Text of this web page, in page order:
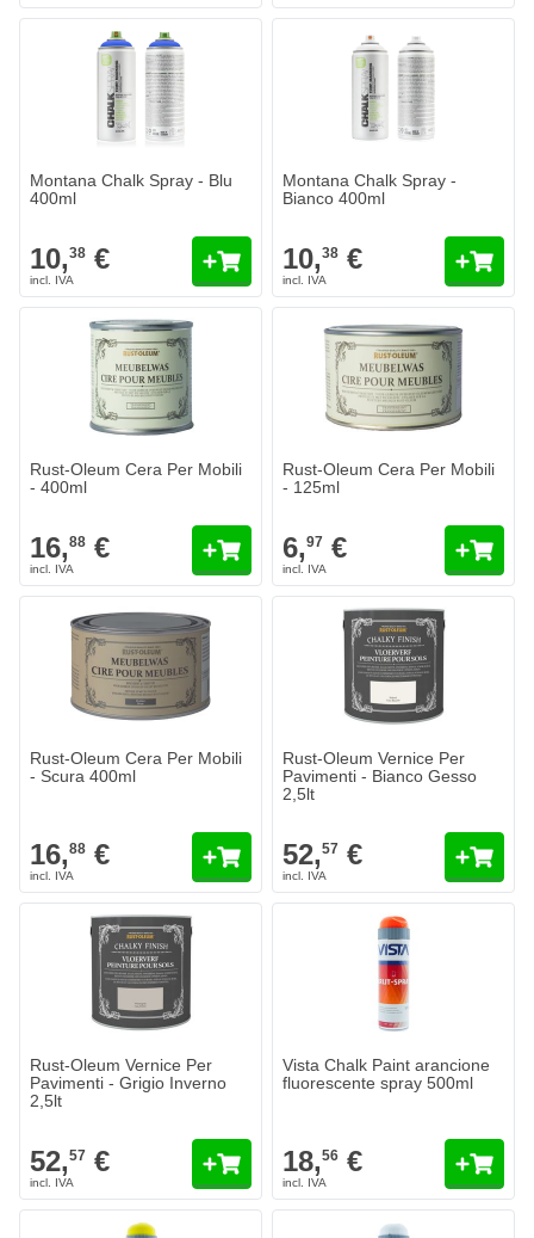
Montana Chalk Spray - Blu
400ml
10,38 €
Montana Chalk Spray -
Bianco 400ml
10,38 €
Rust-Oleum Cera Per Mobili
- 400ml
16,88 €
Rust-Oleum Cera Per Mobili
- 125ml
6,97 €
Rust-Oleum Cera Per Mobili
- Scura 400ml
16,88 €
Rust-Oleum Vernice Per
Pavimenti - Bianco Gesso
2,5lt
52,57 €
Rust-Oleum Vernice Per
Pavimenti - Grigio Inverno
2,5lt
52,57 €
Vista Chalk Paint arancione
fluorescente spray 500ml
18,56 €